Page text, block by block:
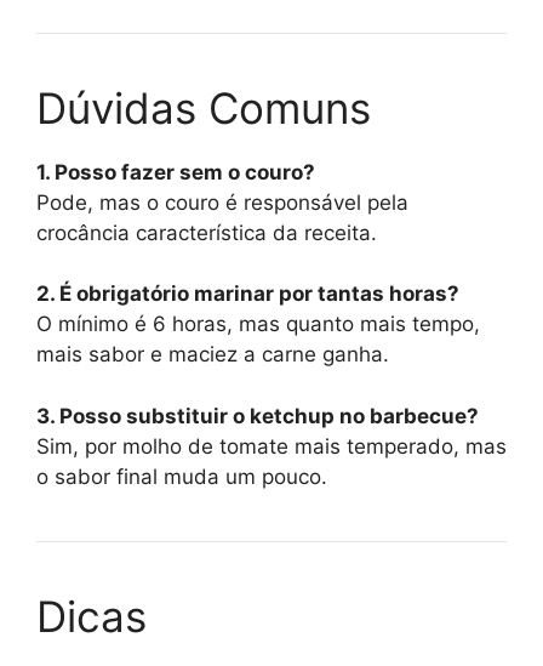
Dúvidas Comuns
1. Posso fazer sem o couro?
Pode, mas o couro é responsável pela
crocância característica da receita.
2. É obrigatório marinar por tantas horas?
O mínimo é 6 horas, mas quanto mais tempo,
mais sabor e maciez a carne ganha.
3. Posso substituir o ketchup no barbecue?
Sim, por molho de tomate mais temperado, mas
o sabor final muda um pouco.
Dicas